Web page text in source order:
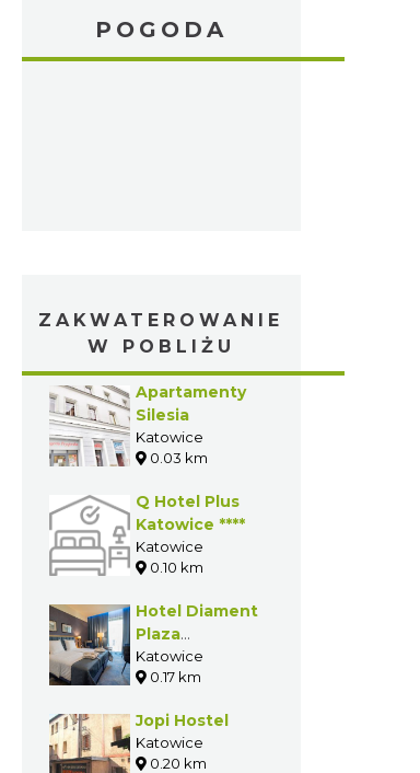
POGODA
ZAKWATEROWANIE
W POBLIŻU
Apartamenty
Silesia
Katowice
0.03 km
Q Hotel Plus
Katowice ****
Katowice
0.10 km
Hotel Diament
Plaza
Katowice****
Katowice
0.17 km
Jopi Hostel
Katowice
0.20 km